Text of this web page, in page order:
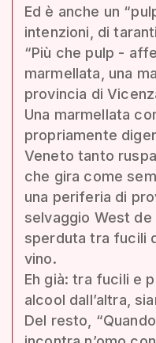
Ed è anche un
intenzioni, di
“Più che pulp -
marmellata, una
provincia di
Una marmellata
propriamente
Veneto tanto
che gira come
una periferia di
selvaggio West
sperduta tra fucili
vino.
Eh già: tra fucili e
alcool dall’altra,
Del resto,